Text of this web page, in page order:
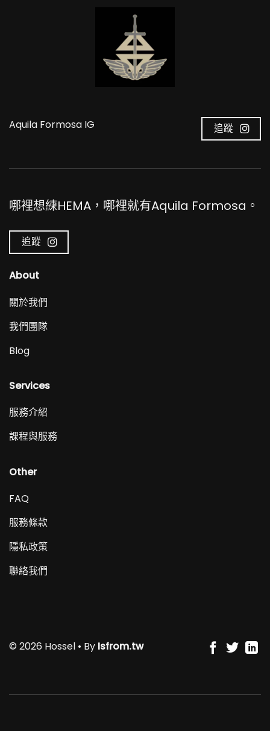
Aquila Formosa IG 追蹤
哪裡想練HEMA，哪裡就有Aquila Formosa。
追蹤
About
關於我們
我們團隊
Blog
Services
服務介紹
課程與服務
Other
FAQ
服務條款
隱私政策
聯絡我們
© 2026 Hossel • By Isfrom.tw